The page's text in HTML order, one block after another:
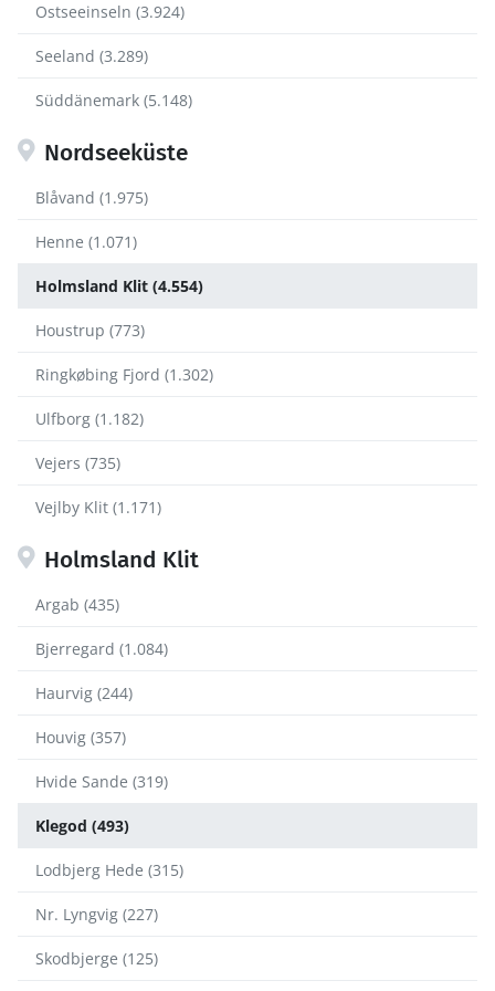
Ostseeinseln (3.924)
Seeland (3.289)
Süddänemark (5.148)
Nordseeküste
Blåvand (1.975)
Henne (1.071)
Holmsland Klit (4.554)
Houstrup (773)
Ringkøbing Fjord (1.302)
Ulfborg (1.182)
Vejers (735)
Vejlby Klit (1.171)
Holmsland Klit
Argab (435)
Bjerregard (1.084)
Haurvig (244)
Houvig (357)
Hvide Sande (319)
Klegod (493)
Lodbjerg Hede (315)
Nr. Lyngvig (227)
Skodbjerge (125)